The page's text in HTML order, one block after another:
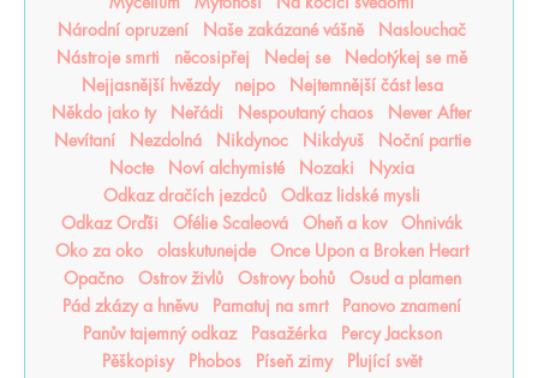
Národní opruzení
Naše zakázané vášně
Naslouchač
Nástroje smrti
něcosipřej Nedej se
Nedotýkej se mě
Nejjasnější hvězdy
nejpo
Nejtemnější část lesa
Někdo jako ty
Neřádi Nespoutaný chaos
Never After
Nevítaní
Nezdolná Nikdynoc Nikdyuš
Noční partie
Nocte
Noví alchymisté Nozaki
Nyxia
Odkaz dračích jezdců
Odkaz lidské mysli
Odkaz Orďši
Ofélie Scaleová Oheň a kov
Ohnivák
Oko za oko
olaskutunejde
Once Upon a Broken Heart
Opačno
Ostrov živlů Ostrovy bohů
Osud a plamen
Pád zkázy a hněvu
Pamatuj na smrt
Panovo znamení
Panův tajemný odkaz
Pasažérka
Percy Jackson
Pěškopisy
Phobos Píseň zimy
Plující svět